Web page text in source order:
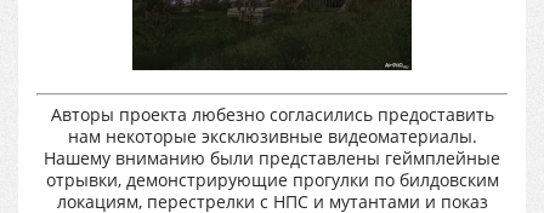
Авторы проекта любезно согласились предоставить
нам некоторые эксклюзивные видеоматериалы.
Нашему вниманию были представлены геймплейные
отрывки, демонстрирующие прогулки по билдовским
локациям, перестрелки с НПС и мутантами и показ